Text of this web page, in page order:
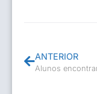
ANTERIOR